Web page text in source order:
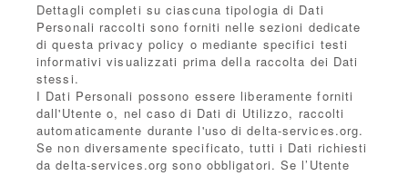
Dettagli completi su ciascuna tipologia di Dati
Personali raccolti sono forniti nelle sezioni dedicate
di questa privacy policy o mediante specifici testi
informativi visualizzati prima della raccolta dei Dati
stessi.
I Dati Personali possono essere liberamente forniti
dall'Utente o, nel caso di Dati di Utilizzo, raccolti
automaticamente durante l'uso di delta-services.org.
Se non diversamente specificato, tutti i Dati richiesti
da delta-services.org sono obbligatori. Se l’Utente